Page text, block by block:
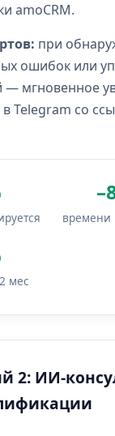
amoCRM.
при
ошибок или
— мгновенное
Telegram со
времени
мес
2: ИИ-